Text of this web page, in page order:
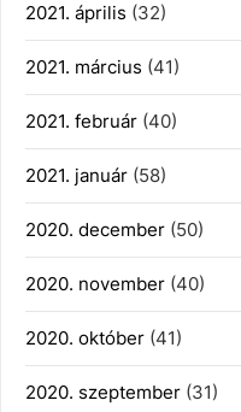
2021. április (32)
2021. március (41)
2021. február (40)
2021. január (58)
2020. december (50)
2020. november (40)
2020. október (41)
2020. szeptember (31)